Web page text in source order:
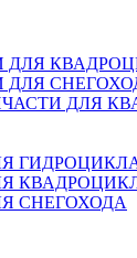
ДЛЯ
ДЛЯ
ДЛЯ
СНЕГОХОДА